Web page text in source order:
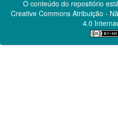
O conteúdo do repositório
Creative CommonsAtribuição -
4.0